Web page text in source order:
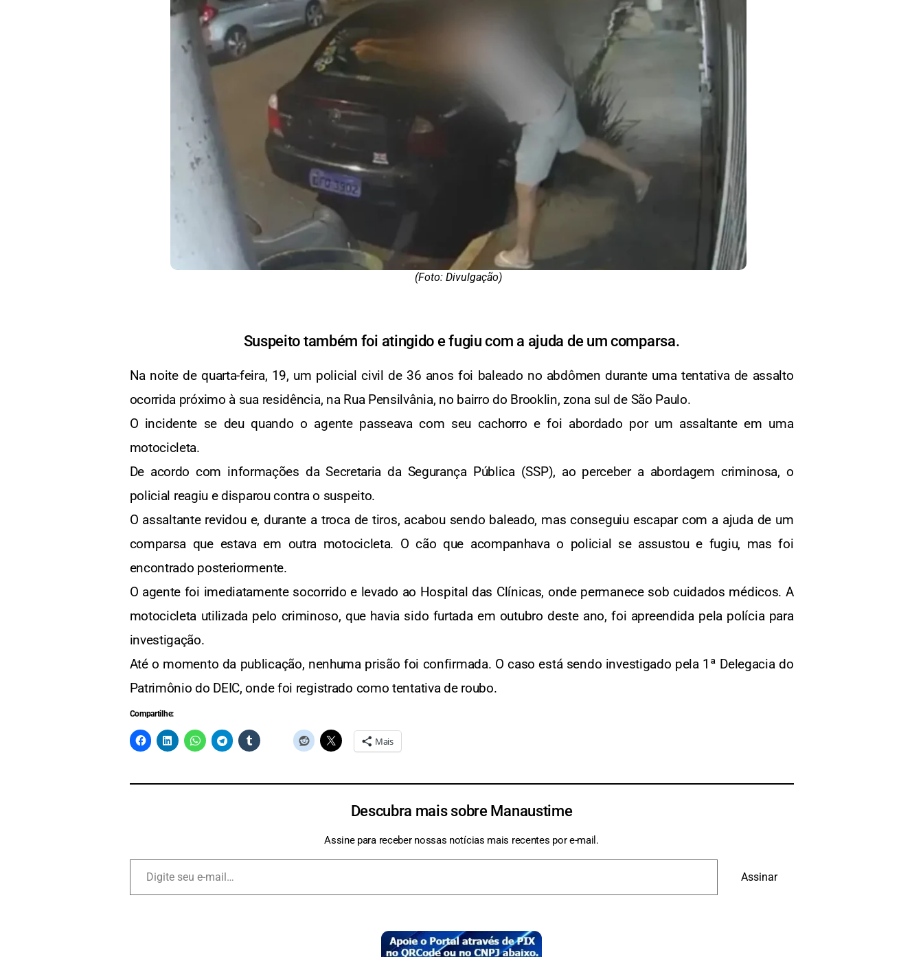
(Foto: Divulgação)
Suspeito também foi atingido e fugiu com a ajuda de um comparsa.
Na noite de quarta-feira, 19, um policial civil de 36 anos foi baleado no abdômen durante uma tentativa de assalto
ocorrida próximo à sua residência, na Rua Pensilvânia, no bairro do Brooklin, zona sul de São Paulo.
O incidente se deu quando o agente passeava com seu cachorro e foi abordado por um assaltante em uma
motocicleta.
De acordo com informações da Secretaria da Segurança Pública (SSP), ao perceber a abordagem criminosa, o
policial reagiu e disparou contra o suspeito.
O assaltante revidou e, durante a troca de tiros, acabou sendo baleado, mas conseguiu escapar com a ajuda de um
comparsa que estava em outra motocicleta. O cão que acompanhava o policial se assustou e fugiu, mas foi
encontrado posteriormente.
O agente foi imediatamente socorrido e levado ao Hospital das Clínicas, onde permanece sob cuidados médicos. A
motocicleta utilizada pelo criminoso, que havia sido furtada em outubro deste ano, foi apreendida pela polícia para
investigação.
Até o momento da publicação, nenhuma prisão foi confirmada. O caso está sendo investigado pela 1ª Delegacia do
Patrimônio do DEIC, onde foi registrado como tentativa de roubo.
Compartilhe:
Mais
Descubra mais sobre Manaustime
Assine para receber nossas notícias mais recentes por e-mail.
Assinar